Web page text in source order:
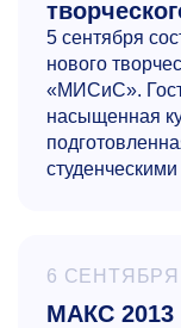
5 сентября
нового
«МИСиС».
насыщенная
6 СЕНТЯБРЯ
МАКС 2013